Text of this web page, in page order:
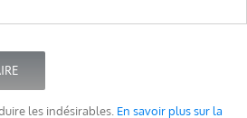
les indésirables. En savoir plus sur la